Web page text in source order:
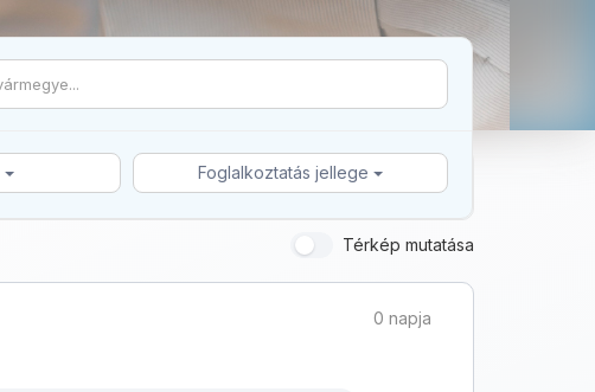
Foglalkoztatás jellege
Térkép mutatása
0 napja